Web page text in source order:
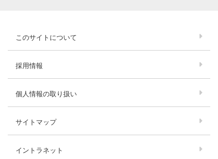
このサイトについて
採用情報
個人情報の取り扱い
サイトマップ
イントラネット